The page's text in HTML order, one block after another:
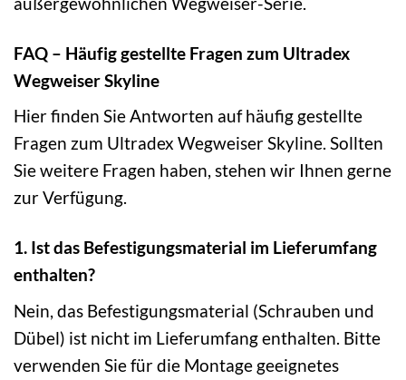
FAQ – Häufig gestellte Fragen zum Ultradex
Wegweiser Skyline
Hier finden Sie Antworten auf häufig gestellte
Fragen zum Ultradex Wegweiser Skyline. Sollten
Sie weitere Fragen haben, stehen wir Ihnen gerne
zur Verfügung.
1. Ist das Befestigungsmaterial im Lieferumfang
enthalten?
Nein, das Befestigungsmaterial (Schrauben und
Dübel) ist nicht im Lieferumfang enthalten. Bitte
verwenden Sie für die Montage geeignetes